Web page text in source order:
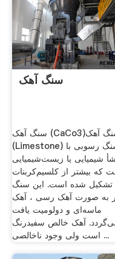
سنگ آهک
سنگ آهک (CaCo3)سنگ آهک
(Limestone) سنگ رسوبی با
شیمیایی یا زیست‌شیمیایی
که بیشتر از کلسیم‌کربنات
تشکیل شده است. این سنگ
به صورت آهک رسی ، آهک
ماسه‌ای و دولومیت یافت
آهک خالص سفیدرنگ
است ولی وجود ناخالصی ...